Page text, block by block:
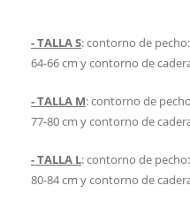
- TALLA S: contorno de
64-66cm y contorno de
- TALLA M: contorno de
77-80cm y contorno de
- TALLA L: contorno de
80-84cm y contorno de